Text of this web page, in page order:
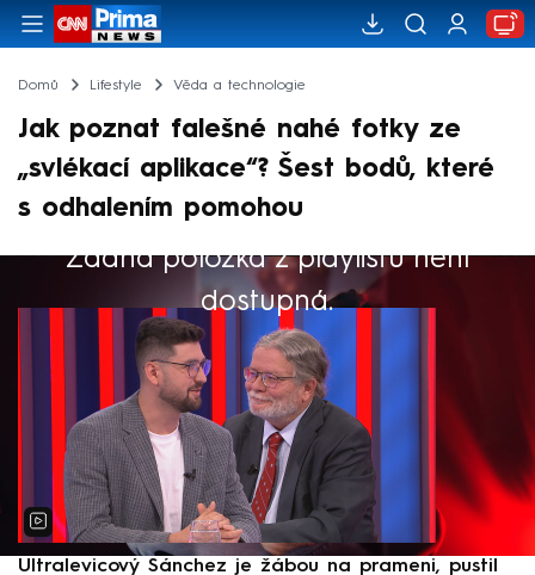
Domů Lifestyle Věda a technologie
Jak poznat falešné nahé fotky ze
„svlékací aplikace“? Šest bodů, které
s odhalením pomohou
Žádná položka z playlistu není
dostupná.
Výběr redakce
Ultralevicový Sánchez je žábou na prameni, pustil